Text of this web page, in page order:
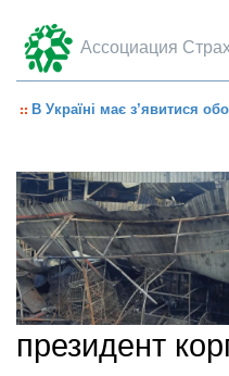
Ассоциация
В Україні має з’явитися
президент